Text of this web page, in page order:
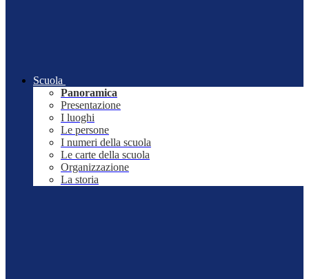
Scuola
Panoramica
Presentazione
I luoghi
Le persone
I numeri della scuola
Le carte della scuola
Organizzazione
La storia